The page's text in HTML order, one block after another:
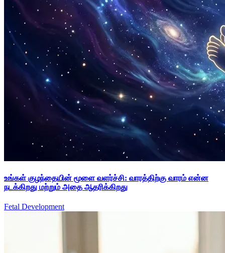
உங்கள் குழந்தையின் மூளை வளர்ச்சி: வாரத்திற்கு வாரம் என்ன
நடக்கிறது மற்றும் அதை ஆதரிக்கிறது
Fetal Development